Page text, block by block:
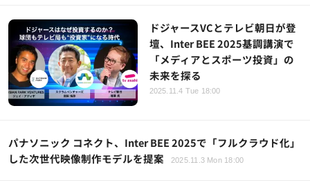
ドジャースVCとテレビ朝日が登
壇、Inter BEE 2025基調講演で
「メディアとスポーツ投資」の
未来を探る
2025.11.4 Tue 18:00
パナソニック コネクト、Inter BEE 2025で「フルクラウド化」
した次世代映像制作モデルを提案
2025.11.3 Mon 18:00